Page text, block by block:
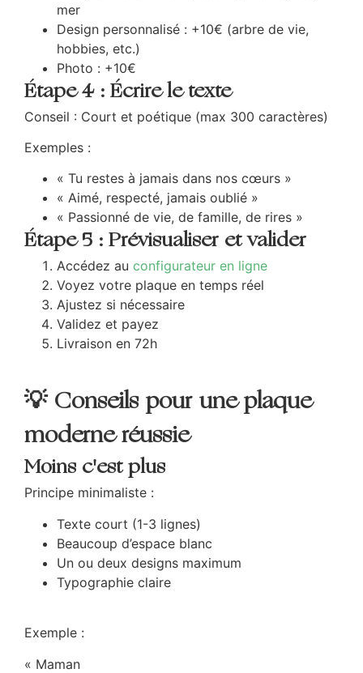
mer
Design personnalisé : +10€ (arbre de vie,
hobbies, etc.)
Photo : +10€
Étape 4 : Écrire le texte
Conseil : Court et poétique (max 300 caractères)
Exemples :
« Tu restes à jamais dans nos cœurs »
« Aimé, respecté, jamais oublié »
« Passionné de vie, de famille, de rires »
Étape 5 : Prévisualiser et valider
Accédez au configurateur en ligne
Voyez votre plaque en temps réel
Ajustez si nécessaire
Validez et payez
Livraison en 72h
💡 Conseils pour une plaque
moderne réussie
Moins c'est plus
Principe minimaliste :
Texte court (1-3 lignes)
Beaucoup d’espace blanc
Un ou deux designs maximum
Typographie claire
Exemple :
« Maman